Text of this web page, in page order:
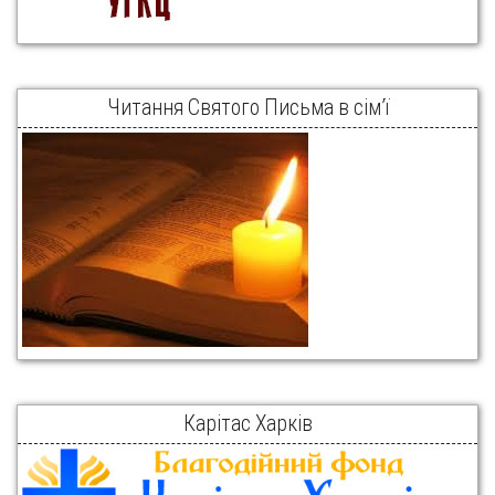
Читання Святого Письма в сім’ї
Карітас Харків